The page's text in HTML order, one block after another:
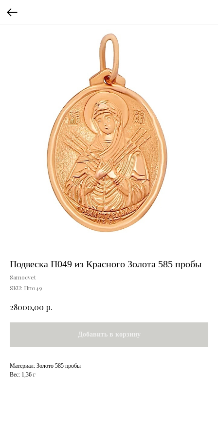
Подвеска П049 из Красного Золота 585 пробы
Samocvet
SKU: Пп049
28000,00 р.
Добавить в корзину
Материал: Золото 585 пробы
Вес: 1,36 г